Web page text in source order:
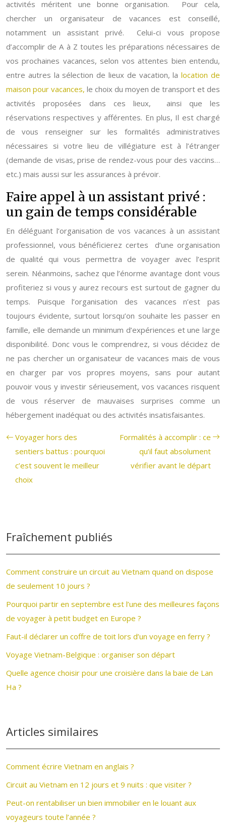
activités méritent une bonne organisation. Pour cela,
chercher un organisateur de vacances est conseillé,
notamment un assistant privé. Celui-ci vous propose
d’accomplir de A à Z toutes les préparations nécessaires de
vos prochaines vacances, selon vos attentes bien entendu,
entre autres la sélection de lieux de vacation, lalocation de
maison pour vacances, le choix du moyen de transport et des
activités proposées dans ces lieux, ainsi que les
réservations respectives y afférentes. En plus, Il est chargé
de vous renseigner sur les formalités administratives
nécessaires si votre lieu de villégiature est à l’étranger
(demande de visas, prise de rendez-vous pour des vaccins…
etc.) mais aussi sur les assurances à prévoir.
Faire appel à un assistant privé :
un gain de temps considérable
En déléguant l’organisation de vos vacances à un assistant
professionnel, vous bénéficierez certes d’une organisation
de qualité qui vous permettra de voyager avec l’esprit
serein. Néanmoins, sachez que l’énorme avantage dont vous
profiteriez si vous y aurez recours est surtout de gagner du
temps. Puisque l’organisation des vacances n’est pas
toujours évidente, surtout lorsqu’on souhaite les passer en
famille, elle demande un minimum d’expériences et une large
disponibilité. Donc vous le comprendrez, si vous décidez de
ne pas chercher un organisateur de vacances mais de vous
en charger par vos propres moyens, sans pour autant
pouvoir vous y investir sérieusement, vos vacances risquent
de vous réserver de mauvaises surprises comme un
hébergement inadéquat ou des activités insatisfaisantes.
Voyager hors des
sentiers battus : pourquoi
c’est souvent le meilleur
choix
Formalités à accomplir : ce
qu’il faut absolument
vérifier avant le départ
Fraîchement publiés
Comment construire un circuit au Vietnam quand on dispose
de seulement 10 jours ?
Pourquoi partir en septembre est l’une des meilleures façons
de voyager à petit budget en Europe ?
Faut-il déclarer un coffre de toit lors d’un voyage en ferry ?
Voyage Vietnam-Belgique : organiser son départ
Quelle agence choisir pour une croisière dans la baie de Lan
Ha ?
Articles similaires
Comment écrire Vietnam en anglais ?
Circuit au Vietnam en 12 jours et 9 nuits : que visiter ?
Peut-on rentabiliser un bien immobilier en le louant aux
voyageurs toute l’année ?